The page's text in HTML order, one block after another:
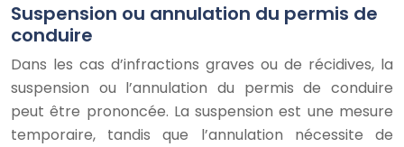
Suspension ou annulation du permis de
conduire
Dans les cas d’infractions graves ou de récidives, la
suspension ou l’annulation du permis de conduire
peut être prononcée. La suspension est une mesure
temporaire, tandis que l’annulation nécessite de